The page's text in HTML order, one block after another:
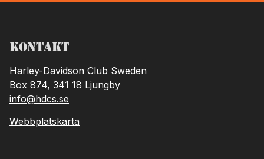
Kontakt
Harley-Davidson Club Sweden
Box 874, 341 18 Ljungby
info@hdcs.se
Webbplatskarta